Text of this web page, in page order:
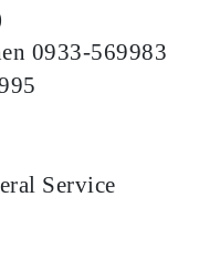
0933-569983
Service